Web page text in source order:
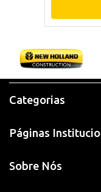
Categorias
Páginas
Sobre Nós